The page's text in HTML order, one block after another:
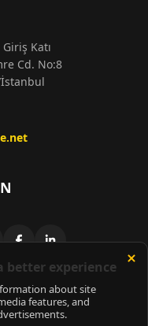
Katı
Cd. No:8
İstanbul